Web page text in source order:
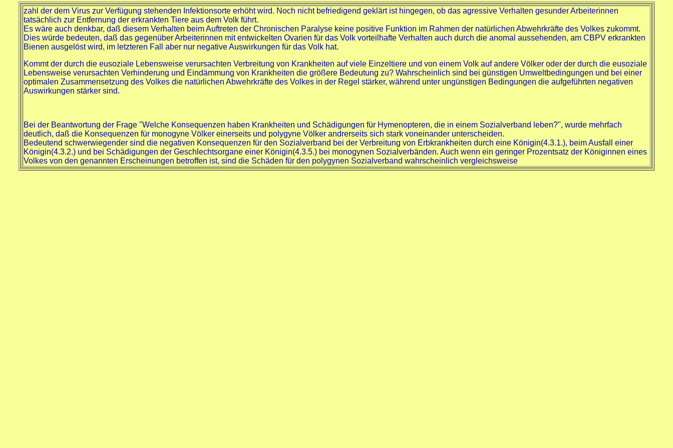
zahl der dem Virus zur Verfügung stehenden Infektionsorte erhöht wird. Noch nicht befriedigend geklärt ist hingegen, ob das agressive Verhalten gesunder Arbeiterinnen
tatsächlich zur Entfernung der erkrankten Tiere aus dem Volk führt.
Es wäre auch denkbar, daß diesem Verhalten beim Auftreten der Chronischen Paralyse keine positive Funktion im Rahmen der natürlichen Abwehrkräfte des Volkes zukommt.
Dies würde bedeuten, daß das gegenüber Arbeiterinnen mit entwickelten Ovarien für das Volk vorteilhafte Verhalten auch durch die anomal aussehenden, am CBPV erkrankten
Bienen ausgelöst wird, im letzteren Fall aber nur negative Auswirkungen für das Volk hat.
Kommt der durch die eusoziale Lebensweise verursachten Verbreitung von Krankheiten auf viele Einzeltiere und von einem Volk auf andere Völker oder der durch die eusoziale
Lebensweise verursachten Verhinderung und Eindämmung von Krankheiten die größere Bedeutung zu? Wahrscheinlich sind bei günstigen Umweltbedingungen und bei einer
optimalen Zusammensetzung des Volkes die natürlichen Abwehrkräfte des Volkes in der Regel stärker, während unter ungünstigen Bedingungen die aufgeführten negativen
Auswirkungen stärker sind.
Bei der Beantwortung der Frage "Welche Konsequenzen haben Krankheiten und Schädigungen für Hymenopteren, die in einem Sozialverband leben?", wurde mehrfach
deutlich, daß die Konsequenzen für monogyne Völker einerseits und polygyne Völker andrerseits sich stark voneinander unterscheiden.
Bedeutend schwerwiegender sind die negativen Konsequenzen für den Sozialverband bei der Verbreitung von Erbkrankheiten durch eine Königin(4.3.1.), beim Ausfall einer
Königin(4.3.2.) und bei Schädigungen der Geschlechtsorgane einer Königin(4.3.5.) bei monogynen Sozialverbänden. Auch wenn ein geringer Prozentsatz der Königinnen eines
Volkes von den genannten Erscheinungen betroffen ist, sind die Schäden für den polygynen Sozialverband wahrscheinlich vergleichsweise